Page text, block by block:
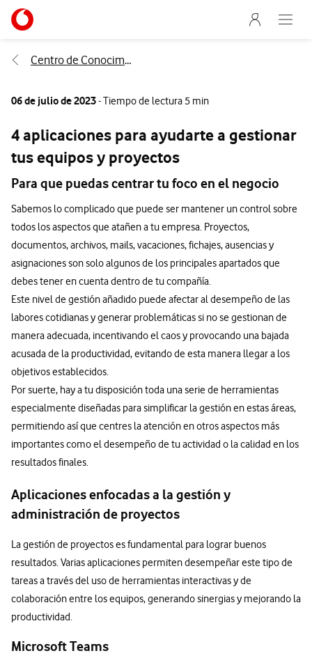
Ir a la pagina principal de vodafone.es
Menu
Abre
Centro de Conocimiento
06 de julio de 2023- Tiempo de lectura 5 min
4 aplicaciones para ayudarte a gestionar
tus equipos y proyectos
Para que puedas centrar tu foco en el negocio
Sabemos lo complicado que puede ser mantener un control sobre
todos los aspectos que atañen a tu empresa. Proyectos,
documentos, archivos, mails, vacaciones, fichajes, ausencias y
asignaciones son solo algunos de los principales apartados que
debes tener en cuenta dentro de tu compañía.
Este nivel de gestión añadido puede afectar al desempeño de las
labores cotidianas y generar problemáticas si no se gestionan de
manera adecuada, incentivando el caos y provocando una bajada
acusada de la productividad, evitando de esta manera llegar a los
objetivos establecidos.
Por suerte, hay a tu disposición toda una serie de herramientas
especialmente diseñadas para simplificar la gestión en estas áreas,
permitiendo así que centres la atención en otros aspectos más
importantes como el desempeño de tu actividad o la calidad en los
resultados finales.
Aplicaciones enfocadas a la gestión y
administración de proyectos
La gestión de proyectos es fundamental para lograr buenos
resultados. Varias aplicaciones permiten desempeñar este tipo de
tareas a través del uso de herramientas interactivas y de
colaboración entre los equipos, generando sinergias y mejorando la
productividad.
Microsoft Teams